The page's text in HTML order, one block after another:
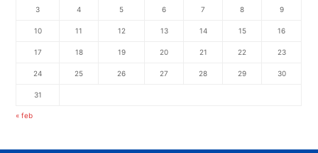
3 4 5 6 7 8 9
10 11 12 13 14 15 16
17 18 19 20 21 22 23
24 25 26 27 28 29 30
31
« feb